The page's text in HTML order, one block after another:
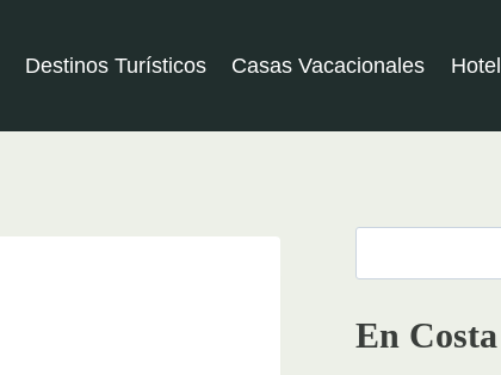
Destinos Turísticos Casas Vacacionales
En